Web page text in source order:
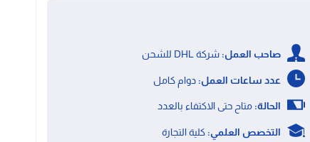
صاحب العمل: شركة DHL للشحن
عدد ساعات العمل: دوام كامل
الحالة: متاح حتى الاكتفاء بالعدد
التخصص العلمي: كلية التجارة